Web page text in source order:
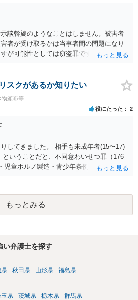
談斡旋のようなことはしません。被害者
者が受け取るかは当事者間の問題になり
が可能性としては窃盗罪ですので、逮捕
スクがあるか知りたい
物頒布等
役にたった 2
してきました。 相手も未成年者(15〜17)
ということだと、不同意わいせつ罪（176
児童ポルノ製造・青少年条例違反（わいせ
りの捜査を受けるでしょう。
もっとみる
い弁護士を探す
県 秋田県 山形県 福島県
玉県 茨城県 栃木県 群馬県